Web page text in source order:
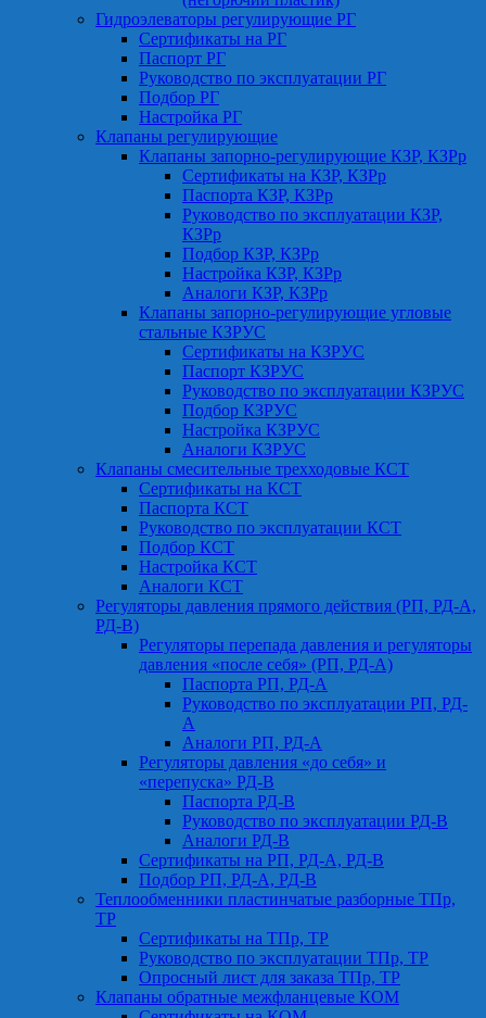
Гидроэлеваторы регулирующие РГ
Сертификаты на РГ
Паспорт РГ
Руководство по эксплуатации РГ
Подбор РГ
Настройка РГ
Клапаны регулирующие
Клапаны запорно-регулирующие КЗР, КЗРр
Сертификаты на КЗР, КЗРр
Паспорта КЗР, КЗРр
Руководство по эксплуатации КЗР,
КЗРр
Подбор КЗР, КЗРр
Настройка КЗР, КЗРр
Аналоги КЗР, КЗРр
Клапаны запорно-регулирующие угловые
стальные КЗРУС
Сертификаты на КЗРУС
Паспорт КЗРУС
Руководство по эксплуатации КЗРУС
Подбор КЗРУС
Настройка КЗРУС
Аналоги КЗРУС
Клапаны смесительные трехходовые КСТ
Сертификаты на КСТ
Паспорта КСТ
Руководство по эксплуатации КСТ
Подбор КСТ
Настройка КСТ
Аналоги КСТ
Регуляторы давления прямого действия (РП, РД-А,
РД-В)
Регуляторы перепада давления и регуляторы
давления «после себя» (РП, РД-А)
Паспорта РП, РД-А
Руководство по эксплуатации РП, РД-
А
Аналоги РП, РД-А
Регуляторы давления «до себя» и
«перепуска» РД-В
Паспорта РД-В
Руководство по эксплуатации РД-В
Аналоги РД-В
Сертификаты на РП, РД-А, РД-В
Подбор РП, РД-А, РД-В
Теплообменники пластинчатые разборные ТПр,
ТР
Сертификаты на ТПр, ТР
Руководство по эксплуатации ТПр, ТР
Опросный лист для заказа ТПр, ТР
Клапаны обратные межфланцевые КОМ